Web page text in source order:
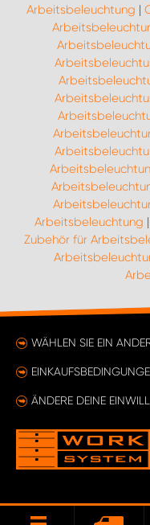
Arbeitsbeleuchtung |
Arbeitsbeleuchtung |
Zubehör für
WÄHLEN SIE EIN
ÄNDERE DEINE